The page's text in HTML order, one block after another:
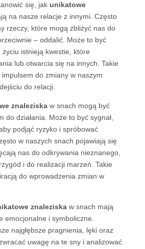
się, jak unikatowe
na nasze relacje z innymi. Często
rzeczy, które mogą zbliżyć nas do
– oddalić. Może to być
istnieją kwestie, które
lub otwarcia się na innych. Takie
do zmiany w naszym
do relacji.
znaleziskaw snach mogą być
do działania. Może to być sygnał,
podjąć ryzyko i spróbować
w naszych snach pojawiają się
nas do odkrywania nieznanego,
i do realizacji marzeń. Takie
do wprowadzenia zmian w
znaleziskaw snach mają
emocjonalne i symboliczne.
najgłębsze pragnienia, lęki oraz
uwagę na te sny i analizować